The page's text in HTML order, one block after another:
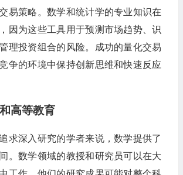
易策略。数学和统计学的专业知识在
因为这些工具用于预测市场趋势、识
理投资组合的风险。成功的量化交易
争的环境中保持创新思维和快速反应
高等教育
求深入研究的学者来说，数学提供了
。数学领域的教授和研究员可以在大